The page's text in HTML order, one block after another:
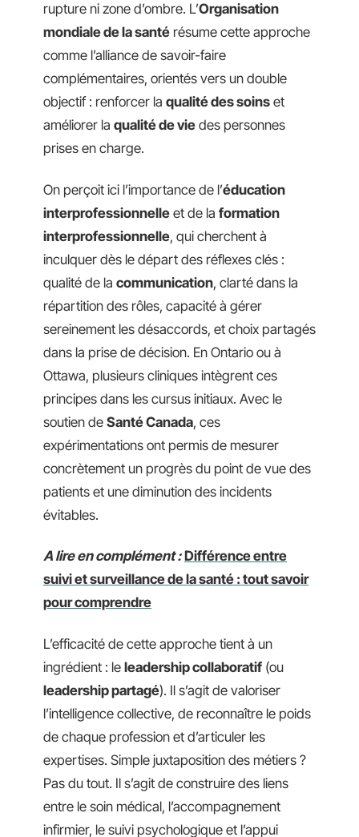
rupture ni zone d’ombre. L’Organisation
mondiale de la santé résume cette approche
comme l’alliance de savoir-faire
complémentaires, orientés vers un double
objectif : renforcer la qualité des soins et
améliorer la qualité de vie des personnes
prises en charge.
On perçoit ici l’importance de l’éducation
interprofessionnelle et de la formation
interprofessionnelle, qui cherchent à
inculquer dès le départ des réflexes clés :
qualité de la communication, clarté dans la
répartition des rôles, capacité à gérer
sereinement les désaccords, et choix partagés
dans la prise de décision. En Ontario ou à
Ottawa, plusieurs cliniques intègrent ces
principes dans les cursus initiaux. Avec le
soutien de Santé Canada, ces
expérimentations ont permis de mesurer
concrètement un progrès du point de vue des
patients et une diminution des incidents
évitables.
A lire en complément : Différence entre
suivi et surveillance de la santé : tout savoir
pour comprendre
L’efficacité de cette approche tient à un
ingrédient : le leadership collaboratif (ou
leadership partagé). Il s’agit de valoriser
l’intelligence collective, de reconnaître le poids
de chaque profession et d’articuler les
expertises. Simple juxtaposition des métiers ?
Pas du tout. Il s’agit de construire des liens
entre le soin médical, l’accompagnement
infirmier, le suivi psychologique et l’appui